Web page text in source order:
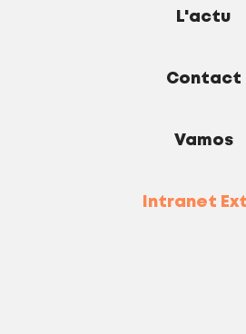
L'actu
Contact
Vamos
Intranet